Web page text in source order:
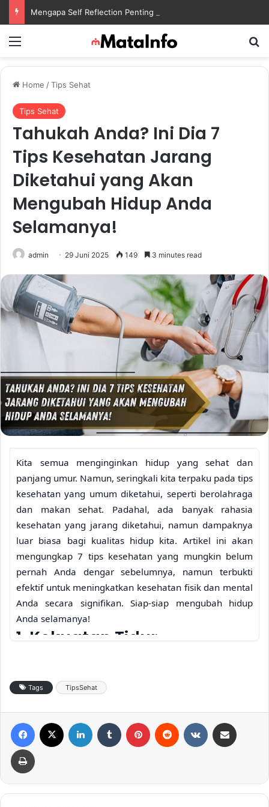
Home /Tips Sehat
Tips Sehat
Tahukah Anda? Ini Dia 7
Tips Kesehatan Jarang
Diketahui yang Akan
Mengubah Hidup Anda
Selamanya!
admin 29 Juni 2025 149 3 minutes read
Kita semua menginginkan hidup yang sehat dan
panjang umur. Namun, seringkali kita terpaku pada tips
kesehatan yang umum diketahui, seperti berolahraga
dan makan sehat. Padahal, ada banyak rahasia
kesehatan yang jarang diketahui, namun dampaknya
luar biasa bagi kualitas hidup kita. Artikel ini akan
mengungkap 7 tips kesehatan yang mungkin belum
pernah Anda dengar sebelumnya, namun terbukti
efektif untuk meningkatkan kesehatan fisik dan mental
Anda secara signifikan. Siap-siap mengubah hidup
Anda selamanya!
1. Kekuatan Tidur
Sekedar Istirahat
tidur yang cukup dan nyenyak berperan vital dalam
menjaga kesehatan tubuh secara menyeluruh. Saat
tidur, tubuh melakukan proses perbaikan sel,
menguatkan sistem imun, dan mengatur hormon.
penyakit kronis, seperti diabetes, penyakit jantung, dan
Tags TipsSehat